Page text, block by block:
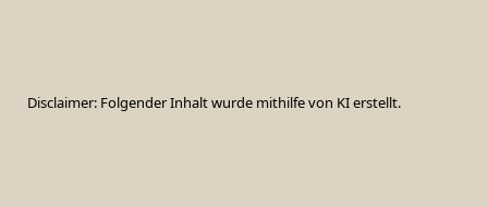
Disclaimer: Folgender Inhalt wurde mithilfe von KI erstellt.